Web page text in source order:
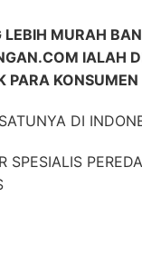
MURAH
IALAH
DI
SPESIALIS